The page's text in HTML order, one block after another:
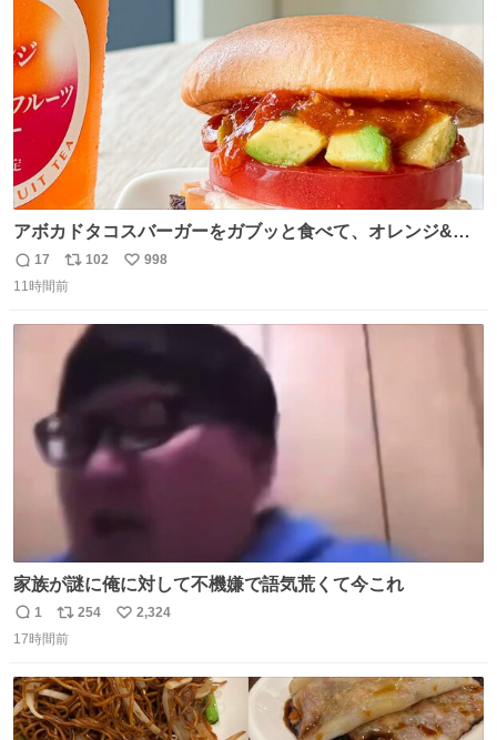
数
アボカドタコスバーガーをガブッと食べて、オレンジ&パ
ッションフルーツティーをグビッと飲んで、またアボカド
タコスバーガーをガブッと食べて、またオレンジ＆パッシ
返
信
17
リ
ポ
ト
数
102
い
998
11時間前
家族が謎に俺に対して不機嫌で語気荒くて今これ
返
信
1
リ
ポ
ト
数
254
い
数
2,324
17時間前